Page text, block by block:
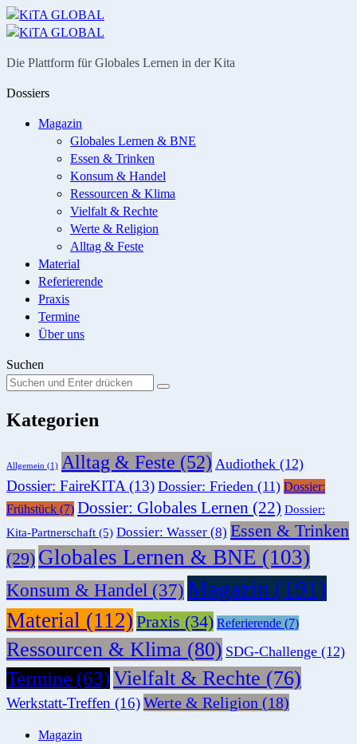
Menü
Suche
Die Plattform für Globales Lernen in der Kita
Dossiers
Magazin
Globales Lernen & BNE
Essen & Trinken
Konsum & Handel
Ressourcen & Klima
Vielfalt & Rechte
Werte & Religion
Alltag & Feste
Material
Referierende
Praxis
Termine
Über uns
Suchen
Suchen
nach:
Suche
Kategorien
Allgemein (1) Alltag & Feste (52) Audiothek (12)
Dossier: FaireKITA (13) Dossier: Frieden (11) Dossier:
Frühstück (7) Dossier: Globales Lernen (22) Dossier:
Kita-Partnerschaft (5) Dossier: Wasser (8) Essen & Trinken
(29) Globales Lernen & BNE (103)
Konsum & Handel (37) Magazin (191)
Material (112) Praxis (34) Referierende (7)
Ressourcen & Klima (80) SDG-Challenge (12)
Termine (63)Vielfalt & Rechte (76)
Werkstatt-Treffen (16)Werte & Religion (18)
Magazin